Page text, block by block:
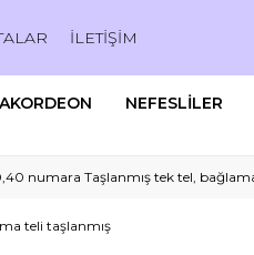
İLETİŞİM
AKORDEON NEFESLİLER
numara Taşlanmış tek tel,